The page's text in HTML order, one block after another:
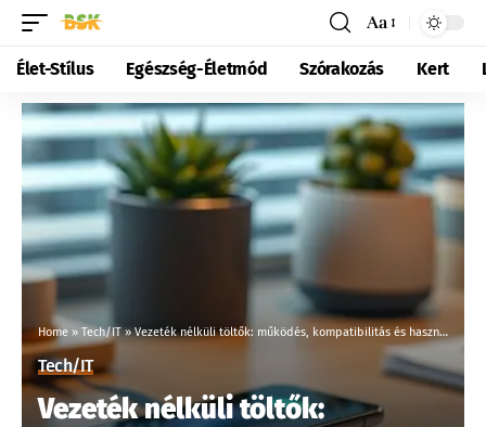
Aa
Élet-Stílus Egészség-Életmód Szórakozás Kert
Home » Tech/IT»Vezeték nélküli töltők: működés, kompatibilitás és hasznos tippek a mindennapokra
Tech/IT
Vezeték nélküli töltők: